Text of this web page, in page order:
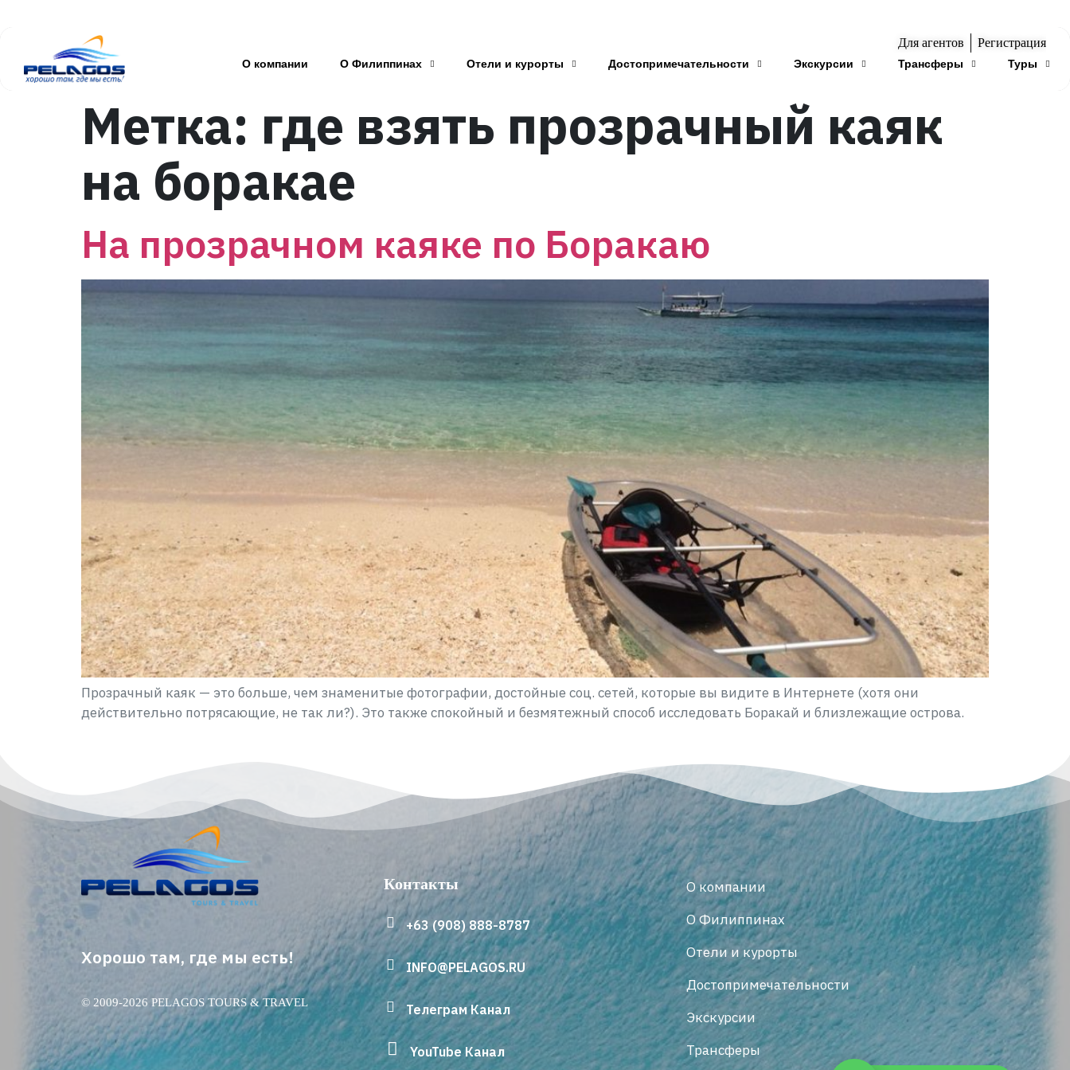
Для агентов Регистрация
О компании О Филиппинах Отели и курорты Достопримечательности Экскурсии Трансферы Туры
Метка: где взять прозрачный каяк
на боракае
На прозрачном каяке по Боракаю
Прозрачный каяк — это больше, чем знаменитые фотографии, достойные соц. сетей, которые вы видите в Интернете (хотя они
действительно потрясающие, не так ли?). Это также спокойный и безмятежный способ исследовать Боракай и близлежащие острова.
Хорошо там, где мы есть!
© 2009-2026 PELAGOS TOURS & TRAVEL
Контакты
+63 (908) 888-8787
INFO@PELAGOS.RU
Телеграм Канал
YouTube Канал
О компании
О Филиппинах
Отели и курорты
Достопримечательности
Экскурсии
Трансферы